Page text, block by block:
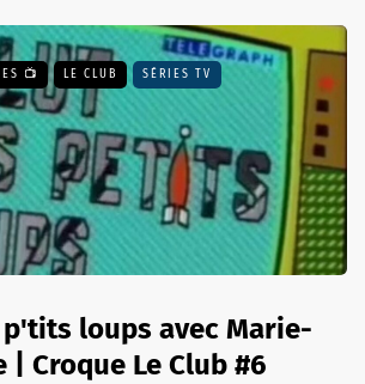
📺 LE CLUB SÉRIES TV
loups avec Marie-
| Croque Le Club #6